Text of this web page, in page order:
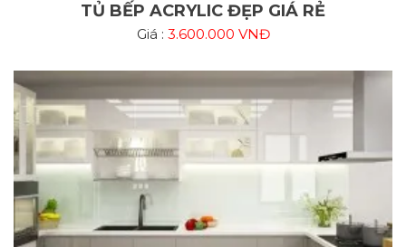
TỦ BẾP ACRYLIC ĐẸP GIÁ RẺ
Giá : 3.600.000 VNĐ